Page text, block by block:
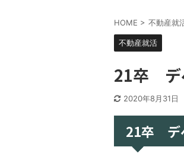
HOME > 不動産就
不動産就活
21卒 デ
2020年8月31日
21卒 デ